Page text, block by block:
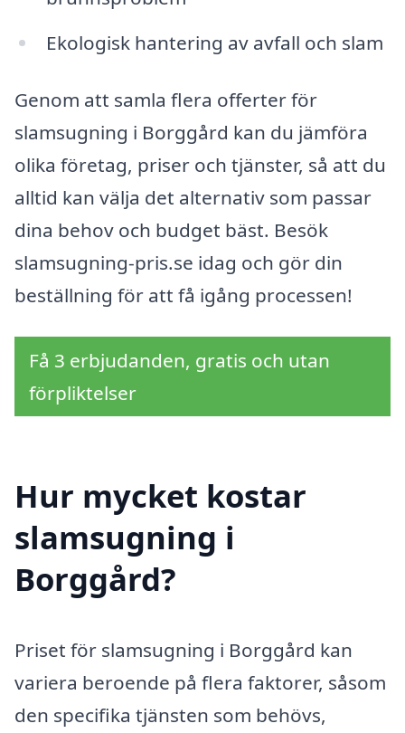
Ekologisk hantering av avfall och slam
Genom att samla flera offerter för
slamsugning i Borggård kan du jämföra
olika företag, priser och tjänster, så att du
alltid kan välja det alternativ som passar
dina behov och budget bäst. Besök
slamsugning-pris.se idag och gör din
beställning för att få igång processen!
Få 3 erbjudanden, gratis och utan
förpliktelser
Hur mycket kostar
slamsugning i
Borggård?
Priset för slamsugning i Borggård kan
variera beroende på flera faktorer, såsom
den specifika tjänsten som behövs,